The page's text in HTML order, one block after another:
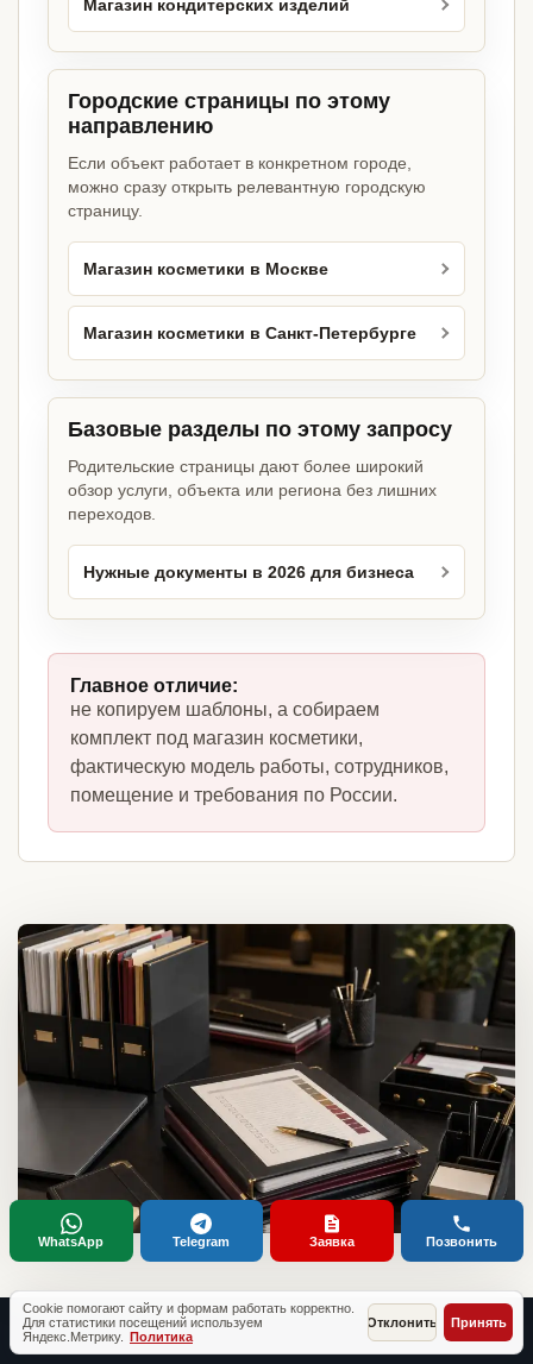
Магазин кондитерских изделий
Городские страницы по этому
направлению
Если объект работает в конкретном городе,
можно сразу открыть релевантную городскую
страницу.
Магазин косметики в Москве
Магазин косметики в Санкт-Петербурге
Базовые разделы по этому запросу
Родительские страницы дают более широкий
обзор услуги, объекта или региона без лишних
переходов.
Нужные документы в 2026 для бизнеса
Главное отличие:
не копируем шаблоны, а собираем
комплект под магазин косметики,
фактическую модель работы, сотрудников,
помещение и требования по России.
Cookie помогают сайту и формам работать корректно.
Для статистики посещений используем
Яндекс.Метрику. Политика
Отклонить Принять
WhatsApp Telegram Заявка Позвонить